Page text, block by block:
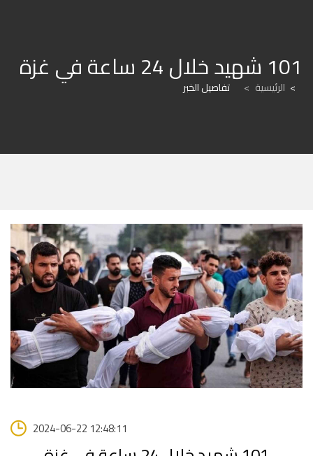
101 شهيد خلال 24 ساعة في غزة
الرئيسية > تفاصيل الخبر
2024-06-22 12:48:11